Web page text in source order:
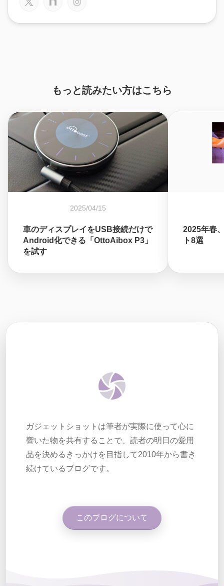
もっと読みたい方はこちら
2025/04/15
車のディスプレイをUSB接続だけで
Android化できる「OttoAibox P3」
を試す
2025年春
ト8選
ガジェットショットは筆者が実際に使って心に
響いた物を共有することで、読者の明日の愛用
品を決めるきっかけを目指して2010年から書き
続けているブログです。
このブログについて